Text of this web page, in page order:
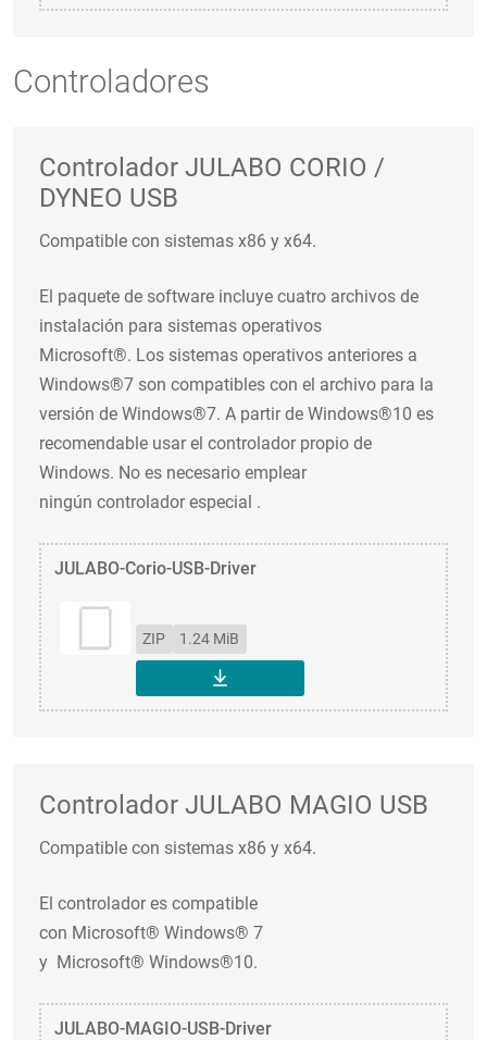
Controladores
Controlador JULABO CORIO /
DYNEO USB
Compatible con sistemas x86 y x64.
El paquete de software incluye cuatro archivos de
instalación para sistemas operativos
Microsoft®. Los sistemas operativos anteriores a
Windows®7 son compatibles con el archivo para la
versión de Windows®7. A partir de Windows®10 es
recomendable usar el controlador propio de
Windows. No es necesario emplear
ningún controlador especial .
JULABO-Corio-USB-Driver
ZIP 1.24 MiB
DESCARGAR
Controlador JULABO MAGIO USB
Compatible con sistemas x86 y x64.
El controlador es compatible
con Microsoft® Windows® 7
y Microsoft® Windows®10.
JULABO-MAGIO-USB-Driver